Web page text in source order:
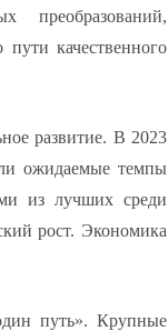
преобразований,
качественного
развитие. В 2023
ожидаемые темпы
из лучших среди
рост. Экономика
путь». Крупные